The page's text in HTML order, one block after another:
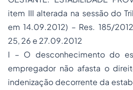
item III alterada na sessão do
em 14.09.2012) – Res. 185/
25, 26 e 27.09.2012
I – O desconhecimento do
empregador não afasta o
indenização decorrente da